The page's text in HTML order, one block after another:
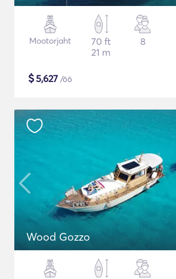
Mootorjaht
70 ft
21 m
8
$5,627 /öö
Wood Gozzo